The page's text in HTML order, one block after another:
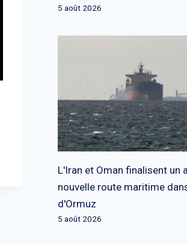
5 août 2026
L'Iran et Oman finalisent un
nouvelle route maritime
d'Ormuz
5 août 2026